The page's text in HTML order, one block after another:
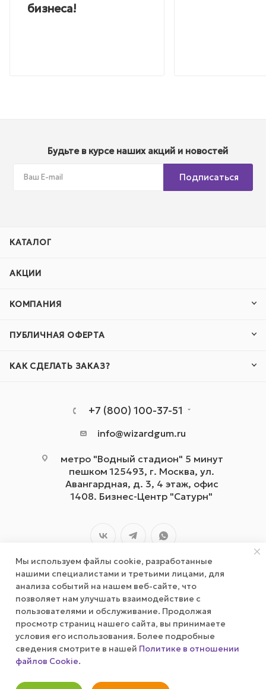
бизнеса!
Будьте в курсе наших акций и новостей
Подписаться
КАТАЛОГ
АКЦИИ
КОМПАНИЯ
ПУБЛИЧНАЯ ОФЕРТА
КАК СДЕЛАТЬ ЗАКАЗ?
+7 (800) 100-37-51
info@wizardgum.ru
метро "Водный стадион" 5 минут
пешком 125493, г. Москва, ул.
Авангардная, д. 3, 4 этаж, офис
1408. Бизнес-Центр "Сатурн"
2026 © wizardgum.ru, 2021
Мы используем файлы cookie, разработанные
нашими специалистами и третьими лицами, для
анализа событий на нашем веб-сайте, что
позволяет нам улучшать взаимодействие с
пользователями и обслуживание. Продолжая
просмотр страниц нашего сайта, вы принимаете
условия его использования. Более подробные
сведения смотрите в нашей Политике в отношении
файлов Cookie.